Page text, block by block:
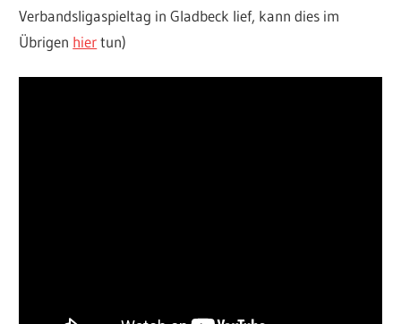
Verbandsligaspieltag in Gladbeck lief, kann dies im
Übrigen hiertun)